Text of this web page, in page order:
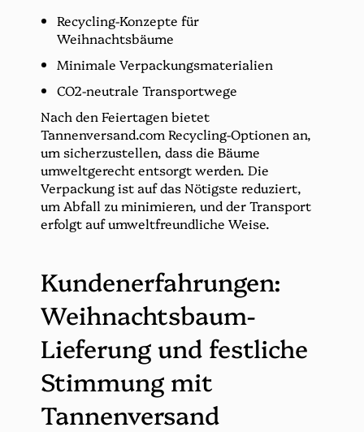
Recycling-Konzepte für
Weihnachtsbäume
Minimale Verpackungsmaterialien
CO2-neutrale Transportwege
Nach den Feiertagen bietet
Tannenversand.com Recycling-Optionen an,
um sicherzustellen, dass die Bäume
umweltgerecht entsorgt werden. Die
Verpackung ist auf das Nötigste reduziert,
um Abfall zu minimieren, und der Transport
erfolgt auf umweltfreundliche Weise.
Kundenerfahrungen:
Weihnachtsbaum-
Lieferung und festliche
Stimmung mit
Tannenversand